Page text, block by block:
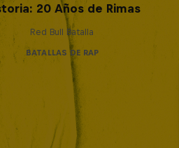
20 Años de Rimas
Red Bull Batalla
BATALLAS DE RAP